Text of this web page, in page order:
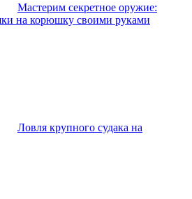
Мастерим секретное оружие:
на корюшку своими руками
Ловля крупного судака на